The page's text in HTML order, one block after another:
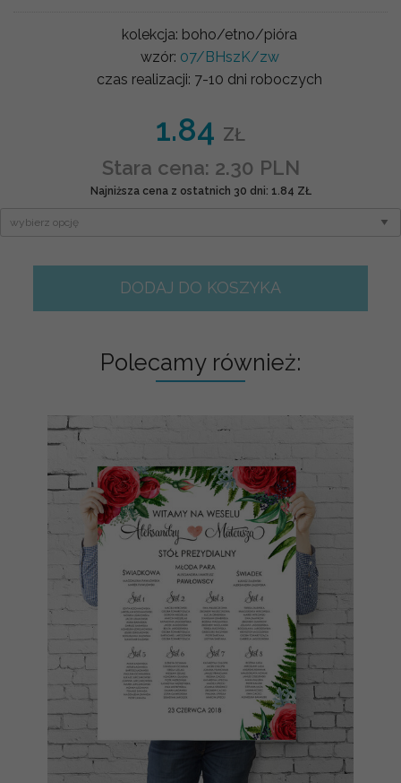
kolekcja: boho/etno/pióra
wzór: 07/BHszK/zw
czas realizacji: 7-10 dni roboczych
1.84 ZŁ
Stara cena: 2.30 PLN
Najniższa cena z ostatnich 30 dni: 1.84 ZŁ
DODAJ DO KOSZYKA
Polecamy również: